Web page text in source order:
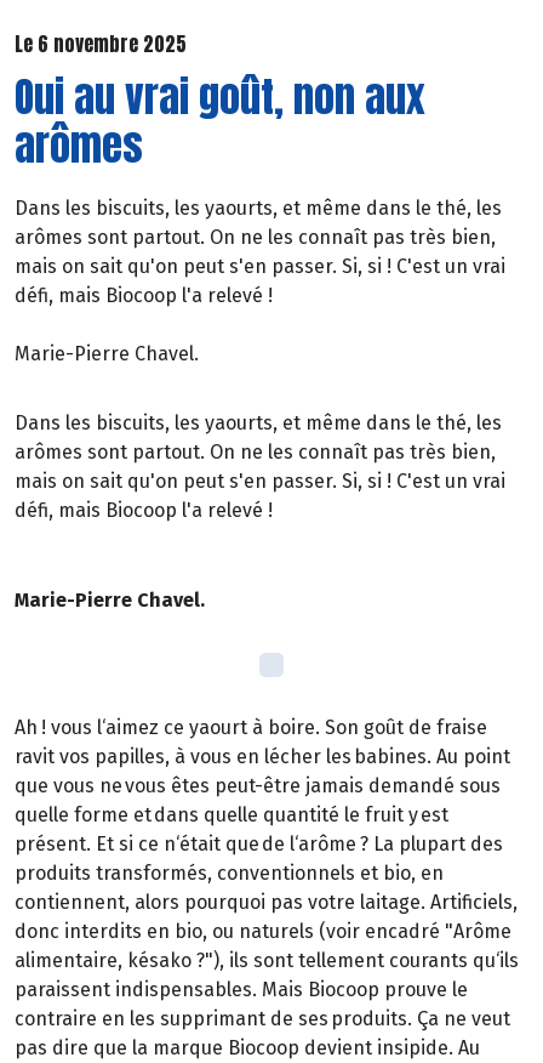
Le 6 novembre 2025
Oui au vrai goût, non aux
arômes
Dans les biscuits, les yaourts, et même dans le thé, les
arômes sont partout. On ne les connaît pas très bien,
mais on sait qu'on peut s'en passer. Si, si ! C'est un vrai
défi, mais Biocoop l'a relevé !
Marie-Pierre Chavel.
Dans les biscuits, les yaourts, et même dans le thé, les
arômes sont partout. On ne les connaît pas très bien,
mais on sait qu'on peut s'en passer. Si, si ! C'est un vrai
défi, mais Biocoop l'a relevé !
Marie-Pierre Chavel.
Ah ! vous l‘aimez ce yaourt à boire. Son goût de fraise
ravit vos papilles, à vous en lécher les babines. Au point
que vous ne vous êtes peut-être jamais demandé sous
quelle forme et dans quelle quantité le fruit y est
présent. Et si ce n‘était que de l‘arôme ? La plupart des
produits transformés, conventionnels et bio, en
contiennent, alors pourquoi pas votre laitage. Artificiels,
donc interdits en bio, ou naturels (voir encadré "Arôme
alimentaire, késako ?"), ils sont tellement courants qu‘ils
paraissent indispensables. Mais Biocoop prouve le
contraire en les supprimant de ses produits. Ça ne veut
pas dire que la marque Biocoop devient insipide. Au